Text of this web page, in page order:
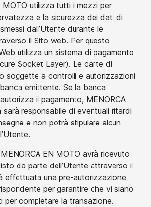
MOTO utilizza tutti i mezzi per
e la sicurezza dei dati di
dall’Utente durante le
il Sito web. Per questo
utilizza un sistema di pagamento
Socket Layer). Le carte di
soggette a controlli e autorizzazioni
emittente. Se la banca
il pagamento, MENORCA
sarà responsabile di eventuali ritardi
e non potrà stipulare alcun
EN MOTO avrà ricevuto
da parte dell’Utente attraverso il
effettuata una pre-autorizzazione
per garantire che vi siano
per completare la transazione.